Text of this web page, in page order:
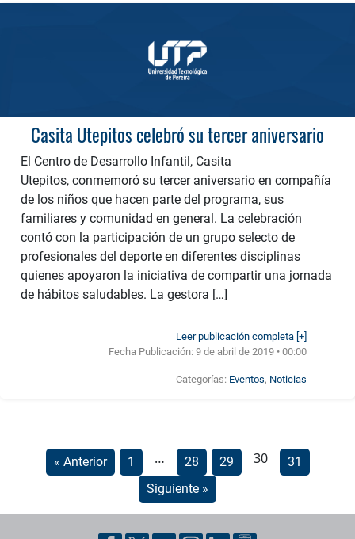
Casita Utepitos celebró su tercer aniversario
El Centro de Desarrollo Infantil, Casita
Utepitos, conmemoró su tercer aniversario en compañía
de los niños que hacen parte del programa, sus
familiares y comunidad en general. La celebración
contó con la participación de un grupo selecto de
profesionales del deporte en diferentes disciplinas
quienes apoyaron la iniciativa de compartir una jornada
de hábitos saludables. La gestora […]
Leer publicación completa [+]
Fecha Publicación:9 de abril de 2019 • 00:00
Categorías: Eventos, Noticias
« Anterior 1 … 28 29 30
31
Siguiente »